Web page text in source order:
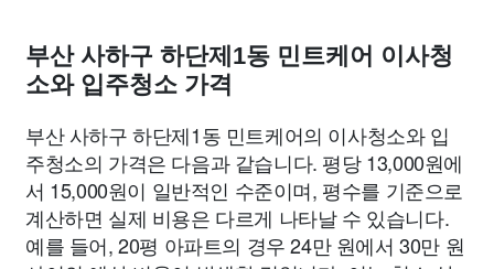
부산 사하구 하단제1동 민트케어 이사청
소와 입주청소 가격
부산 사하구 하단제1동 민트케어의 이사청소와 입
주청소의 가격은 다음과 같습니다. 평당 13,000원에
서 15,000원이 일반적인 수준이며, 평수를 기준으로
계산하면 실제 비용은 다르게 나타날 수 있습니다.
예를 들어, 20평 아파트의 경우 24만 원에서 30만 원